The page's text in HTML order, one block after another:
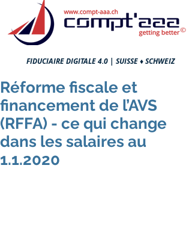
FIDUCIAIRE DIGITALE 4.0 | SUISSE ♦ SCHWEIZ
Réforme fiscale et
financement de l’AVS
(RFFA) - ce qui change
dans les salaires au
1.1.2020